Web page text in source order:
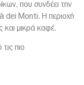
που συνδέει την
dei Monti. Η περιοχή
και μικρά καφέ.
πιο